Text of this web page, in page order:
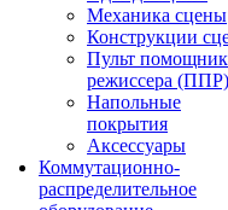
Механика сцены
Конструкции
Пульт
режиссера (ППР)
Напольные
покрытия
Аксессуары
Коммутационно-
распределительное